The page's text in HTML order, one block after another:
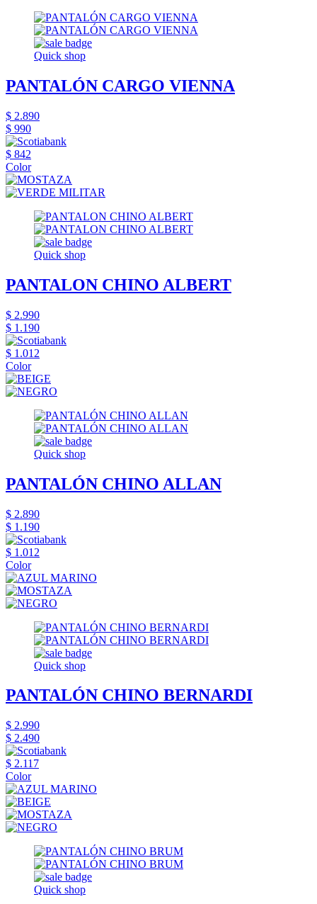
Quick shop
PANTALÓN CARGO VIENNA
$ 2.890
$ 990
$ 842
Color
Quick shop
PANTALON CHINO ALBERT
$ 2.990
$ 1.190
$ 1.012
Color
Quick shop
PANTALÓN CHINO ALLAN
$ 2.890
$ 1.190
$ 1.012
Color
Quick shop
PANTALÓN CHINO BERNARDI
$ 2.990
$ 2.490
$ 2.117
Color
Quick shop